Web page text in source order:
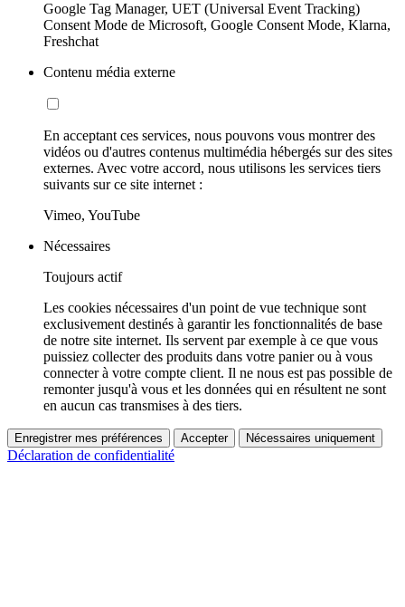
Google Tag Manager, UET (Universal Event Tracking)
Consent Mode de Microsoft, Google Consent Mode, Klarna,
Freshchat
Contenu média externe
En acceptant ces services, nous pouvons vous montrer des
vidéos ou d'autres contenus multimédia hébergés sur des sites
externes. Avec votre accord, nous utilisons les services tiers
suivants sur ce site internet :
Vimeo, YouTube
Nécessaires
Toujours actif
Les cookies nécessaires d'un point de vue technique sont
exclusivement destinés à garantir les fonctionnalités de base
de notre site internet. Ils servent par exemple à ce que vous
puissiez collecter des produits dans votre panier ou à vous
connecter à votre compte client. Il ne nous est pas possible de
remonter jusqu'à vous et les données qui en résultent ne sont
en aucun cas transmises à des tiers.
Enregistrer mes préférences Accepter Nécessaires uniquement
Déclaration de confidentialité